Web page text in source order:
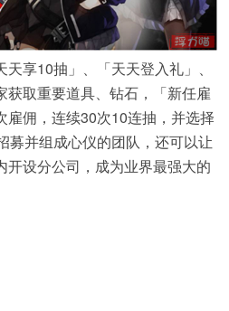
享10抽」、「天天登入礼」、
获取重要道具、钻石，「新任雇
雇佣，连续30次10连抽，并选择
募并组成心仪的团队，还可以让
开设分公司，成为业界最强大的